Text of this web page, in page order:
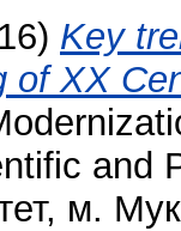
Key
of XX
and
м.